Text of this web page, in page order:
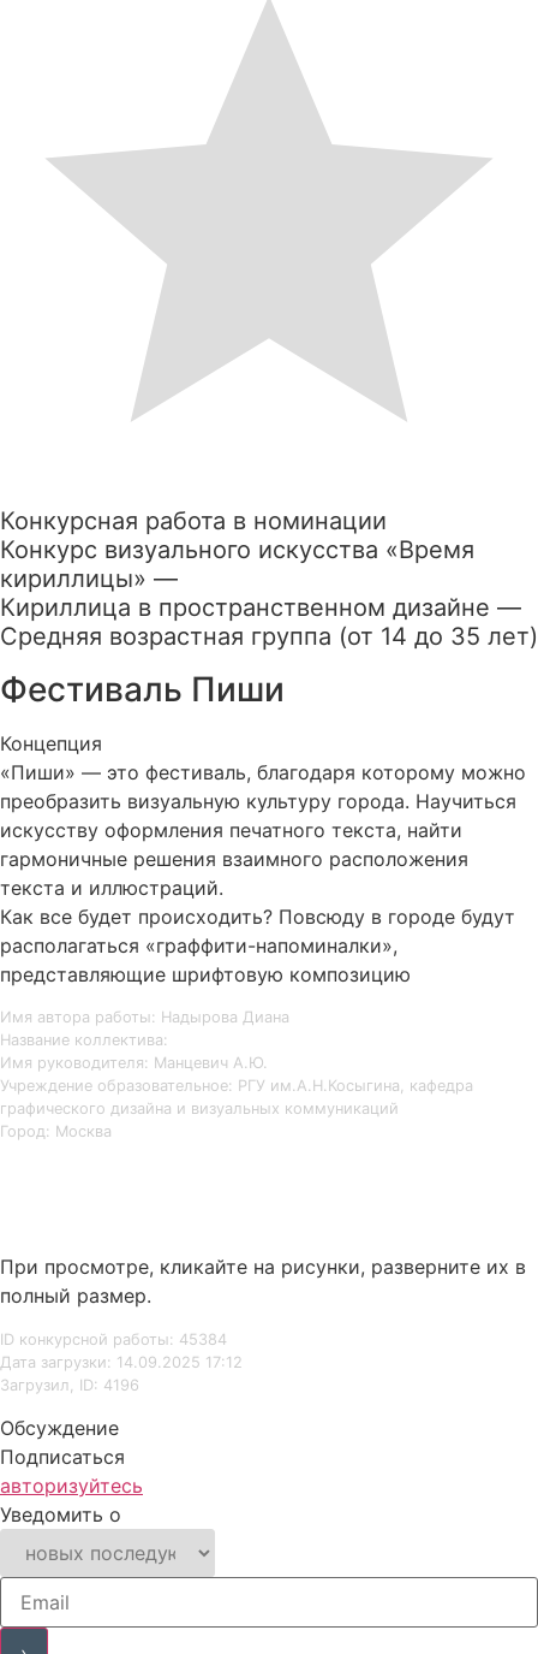
Конкурсная работа в номинации
Конкурс визуального искусства «Время
кириллицы» —
Кириллица в пространственном дизайне —
Средняя возрастная группа (от 14 до 35 лет)
Фестиваль Пиши
Концепция
«Пиши» — это фестиваль, благодаря которому можно
преобразить визуальную культуру города. Научиться
искусству оформления печатного текста, найти
гармоничные решения взаимного расположения
текста и иллюстраций.
Как все будет происходить? Повсюду в городе будут
располагаться «граффити-напоминалки»,
представляющие шрифтовую композицию
Имя автора работы: Надырова Диана
Название коллектива:
Имя руководителя: Манцевич А.Ю.
Учреждение образовательное: РГУ им.А.Н.Косыгина, кафедра
графического дизайна и визуальных коммуникаций
Город: Москва
При просмотре, кликайте на рисунки, разверните их в
полный размер.
ID конкурсной работы: 45384
Дата загрузки: 14.09.2025 17:12
Загрузил, ID: 4196
Обсуждение
Подписаться
авторизуйтесь
Уведомить о